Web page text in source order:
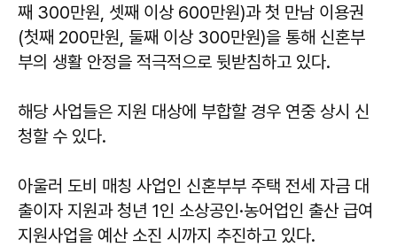
째 300만원, 셋째 이상 600만원)과 첫 만남 이용권
(첫째 200만원, 둘째 이상 300만원)을 통해 신혼부
부의 생활 안정을 적극적으로 뒷받침하고 있다.
해당 사업들은 지원 대상에 부합할 경우 연중 상시 신
청할 수 있다.
아울러 도비 매칭 사업인 신혼부부 주택 전세 자금 대
출이자 지원과 청년 1인 소상공인·농어업인 출산 급여
지원사업을 예산 소진 시까지 추진하고 있다.